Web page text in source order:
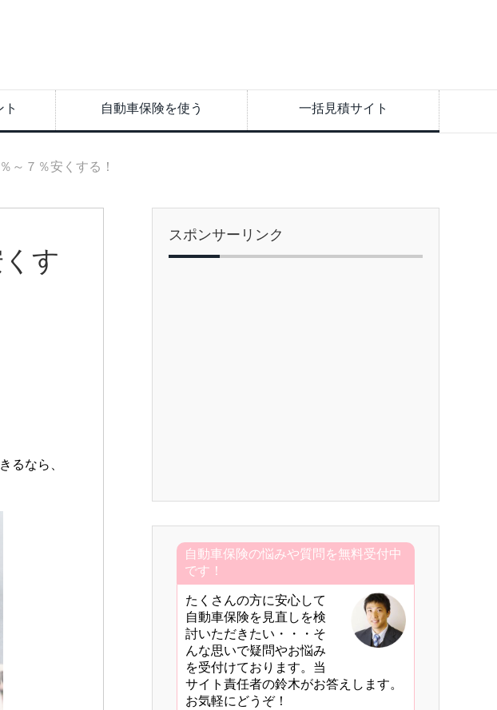
自動車保険を使う 一括見積サイト
～７％安くする！
す
るなら、
スポンサーリンク
自動車保険の悩みや質問を無料受付中
です！
たくさんの方に安心して
自動車保険を見直しを検
討いただきたい・・・そ
んな思いで疑問やお悩み
を受付けております。当
サイト責任者の鈴木がお答えします。
お気軽にどうぞ！